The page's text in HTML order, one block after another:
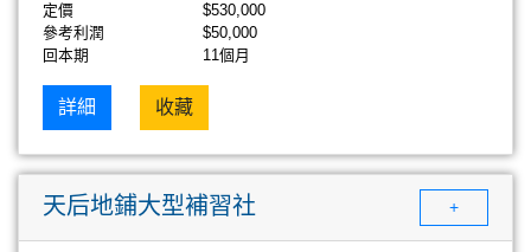
定價
$530,000
參考利潤
$50,000
回本期
11個月
詳細 收藏
天后地鋪大型補習社 +